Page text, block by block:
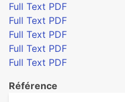
Full Text PDF
Full Text PDF
Full Text PDF
Full Text PDF
Full Text PDF
Référence